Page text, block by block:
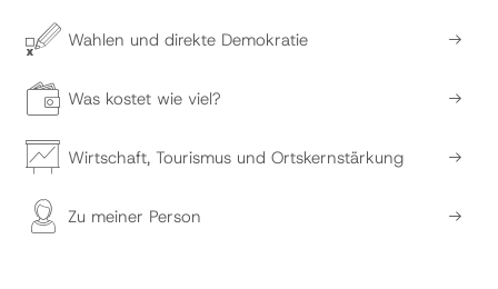
Wahlen und direkte Demokratie
Was kostet wie viel?
Wirtschaft, Tourismus und Ortskernstärkung
Zu meiner Person